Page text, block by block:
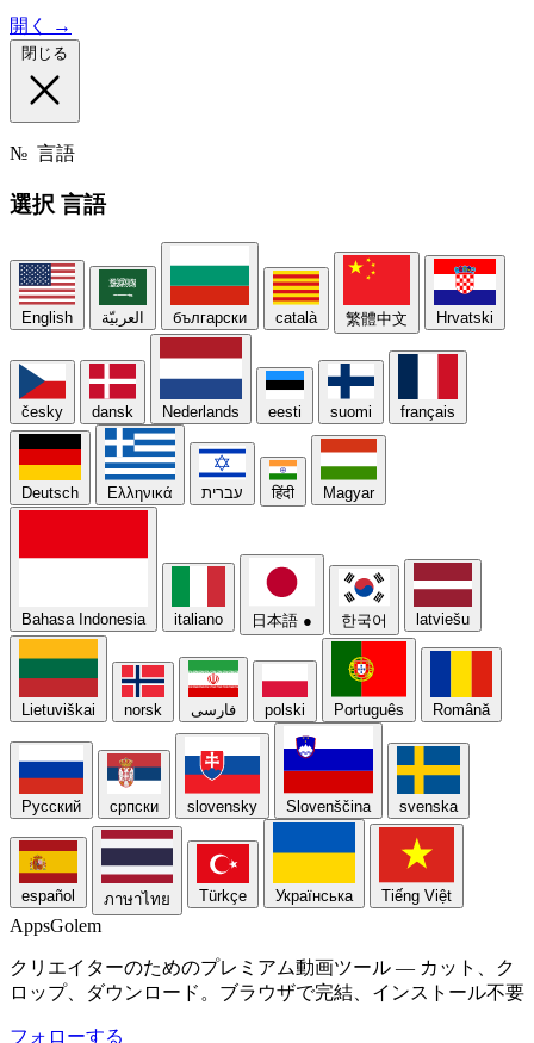
開く →
閉じる
№ 言語
選択 言語
English العربيّة български català 繁體中文 Hrvatski
česky dansk Nederlands eesti suomi français
Deutsch Ελληνικά עברית हिंदी Magyar
Bahasa Indonesia italiano 日本語 ● 한국어 latviešu
Lietuviškai norsk فارسی polski Português Română
Русский српски slovensky Slovenščina svenska
español ภาษาไทย Türkçe Українська Tiếng Việt
AppsGolem
クリエイターのためのプレミアム動画ツール — カット、ク
ロップ、ダウンロード。ブラウザで完結、インストール不要
フォローする